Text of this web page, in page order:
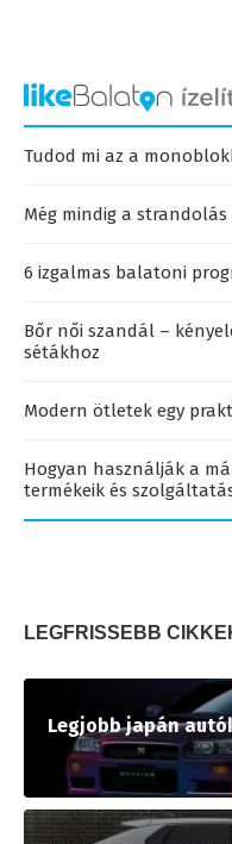
Tudod mi az a
Még mindig a
6 izgalmas balatoni
Bőr női szandál –
sétákhoz
Modern ötletek egy
Hogyan használják a
termékeik és
LEGFRISSEBB
Legjobb japán